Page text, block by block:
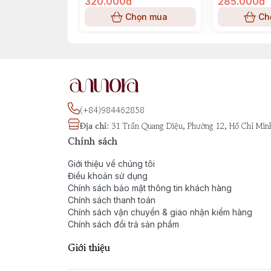
Chọn mua
(+84)984462858
Địa chỉ: 31 Trần Quang Diệu, Phường 12, Hồ Chí
Chính sách
Giới thiệu về chúng tôi
Điều khoản sử dụng
Chính sách bảo mật thông tin khách hàng
Chính sách thanh toán
Chính sách vận chuyển & giao nhận kiểm hàng
Chính sách đổi trả sản phẩm
Giới thiệu